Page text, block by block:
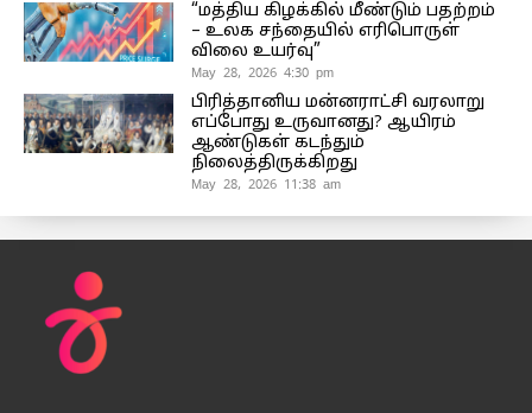
“மத்திய கிழக்கில் மீண்டும் பதற்றம்
– உலக சந்தையில் எரிபொருள்
விலை உயர்வு”
May 28, 2026 4:30 pm
பிரித்தானிய மன்னராட்சி வரலாறு
எப்போது உருவானது? ஆயிரம்
ஆண்டுகள் கடந்தும்
நிலைத்திருக்கிறது
May 28, 2026 11:38 am